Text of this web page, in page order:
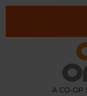
tartalomhoz